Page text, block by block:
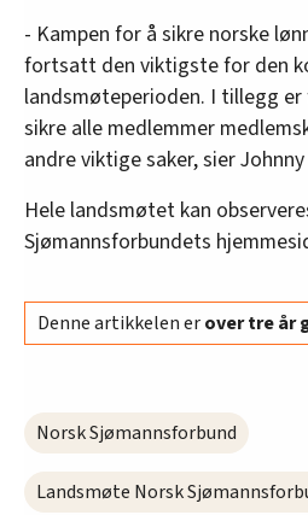
- Kampen for å sikre norske
fortsatt den viktigste for den
landsmøteperioden. I tillegg
sikre alle medlemmer
andre viktige saker, sier
Hele landsmøtet kan
Sjømannsforbundets
Denne artikkelen erover tre år
Norsk Sjømannsforbund
Landsmøte Norsk